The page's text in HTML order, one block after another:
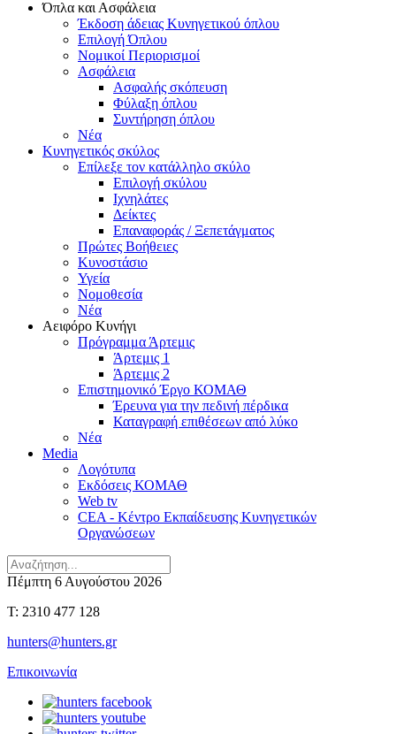
Όπλα και Ασφάλεια
Έκδοση άδειας Κυνηγετικού όπλου
Επιλογή Όπλου
Νομικοί Περιορισμοί
Ασφάλεια
Ασφαλής σκόπευση
Φύλαξη όπλου
Συντήρηση όπλου
Νέα
Κυνηγετικός σκύλος
Επίλεξε τον κατάλληλο σκύλο
Επιλογή σκύλου
Ιχνηλάτες
Δείκτες
Επαναφοράς / Ξεπετάγματος
Πρώτες Βοήθειες
Κυνοστάσιο
Υγεία
Νομοθεσία
Νέα
Αειφόρο Κυνήγι
Πρόγραμμα Άρτεμις
Άρτεμις 1
Άρτεμις 2
Επιστημονικό Έργο ΚΟΜΑΘ
Έρευνα για την πεδινή πέρδικα
Καταγραφή επιθέσεων από λύκο
Νέα
Media
Λογότυπα
Εκδόσεις ΚΟΜΑΘ
Web tv
CEA - Κέντρο Εκπαίδευσης Κυνηγετικών
Οργανώσεων
Πέμπτη 6 Αυγούστου 2026
T: 2310 477 128
hunters@hunters.gr
Επικοινωνία